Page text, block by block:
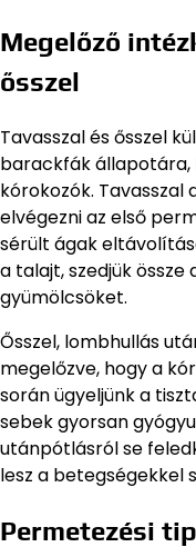
Megelőző
ősszel
Tavasszal és ősszel
barackfák állapotára,
kórokozók.
elvégezni az első
sérült ágak
a talajt, szedjük
gyümölcsöket.
Ősszel, lombhullás
megelőzve, hogy a
során ügyeljünk a
sebek gyorsan
utánpótlásról se
lesz a betegségekkel
Permetezési